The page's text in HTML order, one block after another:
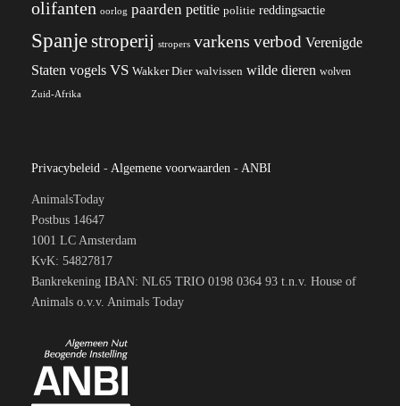
olifanten oorlog paarden petitie politie reddingsactie
Spanjestroperij stropers varkens verbod Verenigde
Staten vogels VS Wakker Dier walvissen wilde dieren wolven
Zuid-Afrika
Privacybeleid - Algemene voorwaarden - ANBI
AnimalsToday
Postbus 14647
1001 LC Amsterdam
KvK: 54827817
Bankrekening IBAN: NL65 TRIO 0198 0364 93 t.n.v. House of
Animals o.v.v. Animals Today